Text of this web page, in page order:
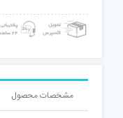
مشخصات محصول